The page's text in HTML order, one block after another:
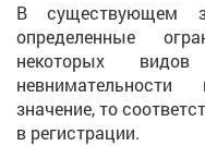
В существующем
определенные
некоторых
значение, то
в регистрации.